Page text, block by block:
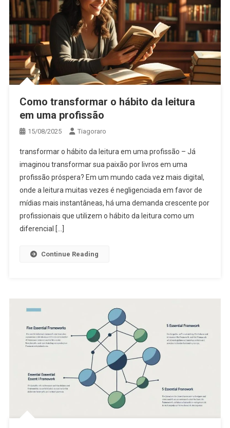
Como transformar o hábito da leitura
em uma profissão
15/08/2025 Tiagoraro
transformar o hábito da leitura em uma profissão – Já
imaginou transformar sua paixão por livros em uma
profissão próspera? Em um mundo cada vez mais digital,
onde a leitura muitas vezes é negligenciada em favor de
mídias mais instantâneas, há uma demanda crescente por
profissionais que utilizem o hábito da leitura como um
diferencial […]
Continue Reading